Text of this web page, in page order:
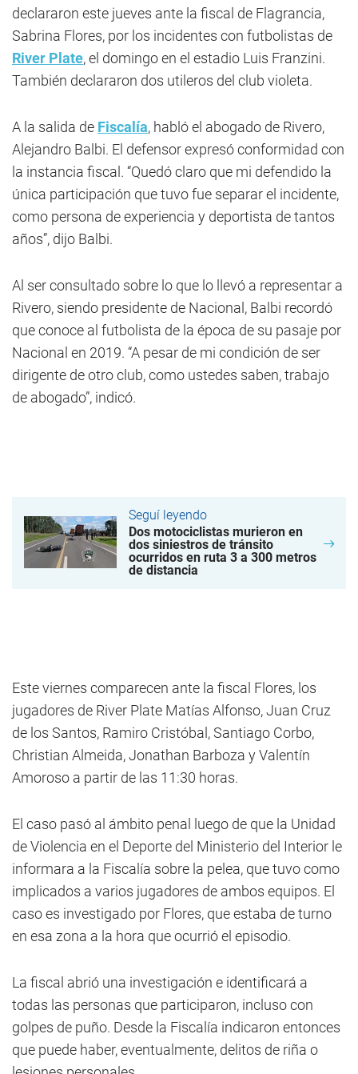
declararon este jueves ante la fiscal de Flagrancia,
Sabrina Flores, por los incidentes con futbolistas de
River Plate, el domingo en el estadio Luis Franzini.
También declararon dos utileros del club violeta.
A la salida de Fiscalía, habló el abogado de Rivero,
Alejandro Balbi. El defensor expresó conformidad con
la instancia fiscal. “Quedó claro que mi defendido la
única participación que tuvo fue separar el incidente,
como persona de experiencia y deportista de tantos
años”, dijo Balbi.
Al ser consultado sobre lo que lo llevó a representar a
Rivero, siendo presidente de Nacional, Balbi recordó
que conoce al futbolista de la época de su pasaje por
Nacional en 2019. “A pesar de mi condición de ser
dirigente de otro club, como ustedes saben, trabajo
de abogado”, indicó.
Seguí leyendo
Dos motociclistas murieron en
dos siniestros de tránsito
ocurridos en ruta 3 a 300 metros
de distancia
Este viernes comparecen ante la fiscal Flores, los
jugadores de River Plate Matías Alfonso, Juan Cruz
de los Santos, Ramiro Cristóbal, Santiago Corbo,
Christian Almeida, Jonathan Barboza y Valentín
Amoroso a partir de las 11:30 horas.
El caso pasó al ámbito penal luego de que la Unidad
de Violencia en el Deporte del Ministerio del Interior le
informara a la Fiscalía sobre la pelea, que tuvo como
implicados a varios jugadores de ambos equipos. El
caso es investigado por Flores, que estaba de turno
en esa zona a la hora que ocurrió el episodio.
La fiscal abrió una investigación e identificará a
todas las personas que participaron, incluso con
golpes de puño. Desde la Fiscalía indicaron entonces
que puede haber, eventualmente, delitos de riña o